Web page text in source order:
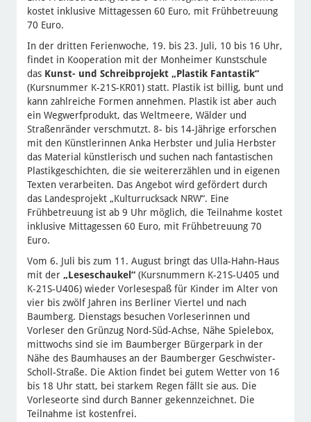
kostet inklusive Mittagessen 60 Euro, mit Frühbetreuung
70 Euro.
In der dritten Ferienwoche, 19. bis 23. Juli, 10 bis 16 Uhr,
findet in Kooperation mit der Monheimer Kunstschule
das Kunst- und Schreibprojekt „Plastik Fantastik“
(Kursnummer K-21S-KR01) statt. Plastik ist billig, bunt und
kann zahlreiche Formen annehmen. Plastik ist aber auch
ein Wegwerfprodukt, das Weltmeere, Wälder und
Straßenränder verschmutzt. 8- bis 14-Jährige erforschen
mit den Künstlerinnen Anka Herbster und Julia Herbster
das Material künstlerisch und suchen nach fantastischen
Plastikgeschichten, die sie weitererzählen und in eigenen
Texten verarbeiten. Das Angebot wird gefördert durch
das Landesprojekt „Kulturrucksack NRW“. Eine
Frühbetreuung ist ab 9 Uhr möglich, die Teilnahme kostet
inklusive Mittagessen 60 Euro, mit Frühbetreuung 70
Euro.
Vom 6. Juli bis zum 11. August bringt das Ulla-Hahn-Haus
mit der „Leseschaukel“(Kursnummern K-21S-U405 und
K-21S-U406) wieder Vorlesespaß für Kinder im Alter von
vier bis zwölf Jahren ins Berliner Viertel und nach
Baumberg. Dienstags besuchen Vorleserinnen und
Vorleser den Grünzug Nord-Süd-Achse, Nähe Spielebox,
mittwochs sind sie im Baumberger Bürgerpark in der
Nähe des Baumhauses an der Baumberger Geschwister-
Scholl-Straße. Die Aktion findet bei gutem Wetter von 16
bis 18 Uhr statt, bei starkem Regen fällt sie aus. Die
Vorleseorte sind durch Banner gekennzeichnet. Die
Teilnahme ist kostenfrei.